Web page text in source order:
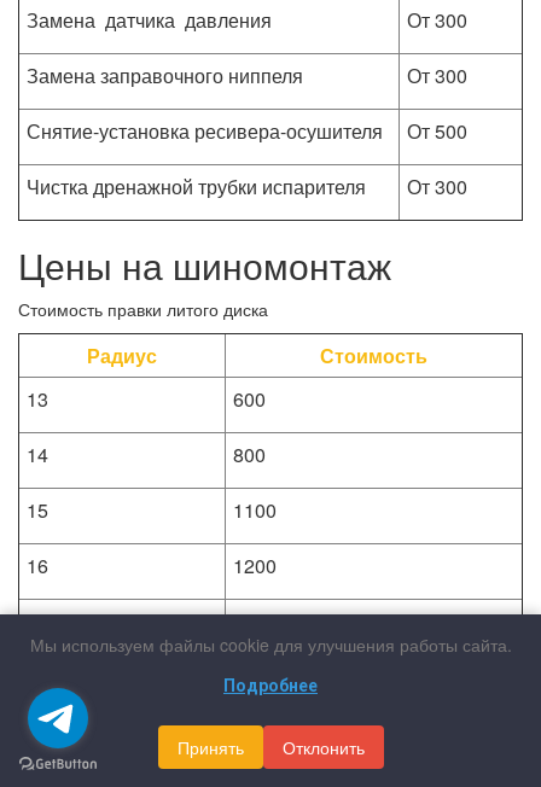
Замена датчика давления
От 300
Замена заправочного ниппеля
От 300
Снятие-установка ресивера-осушителя
От 500
Чистка дренажной трубки испарителя
От 300
Цены на шиномонтаж
Стоимость правки литого диска
Радиус
Стоимость
13
600
14
800
15
1100
16
1200
17
1400
1900
19
2200
Мы используем файлы cookie для улучшения работы сайта.
Подробнее
Принять Отклонить